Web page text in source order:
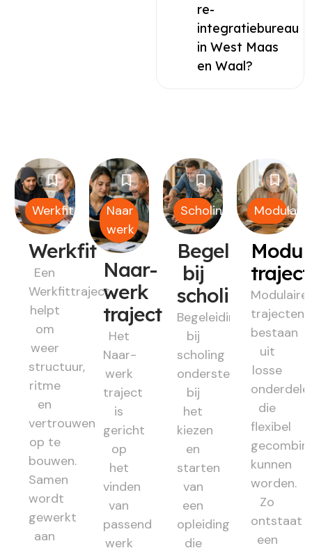
re-
integratiebureau
in West Maas
en Waal?
Werkfit
Werkfit
Een
Werkfittraject
helpt
om
weer
structuur,
ritme
en
vertrouwen
op te
bouwen.
Samen
wordt
gewerkt
aan
Naar
werk
Naar-
werk
traject
Het
Naar-
werk
traject
is
gericht
op
het
vinden
van
passend
werk
Scholing
Begeleiding
bij
scholing
Begeleiding
bij
scholing
ondersteunt
bij
het
kiezen
en
starten
van
een
opleiding
die
Modulair
Modulaire
trajecten
bestaan
uit
losse
die
flexibel
kunnen
worden.
Zo
ontstaat
een